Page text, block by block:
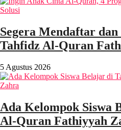
Segera Mendaftar
Tahfidz Al-Quran
5 Agustus 2026
Ada Kelompok Siswa
Al-Quran Fathiyyah